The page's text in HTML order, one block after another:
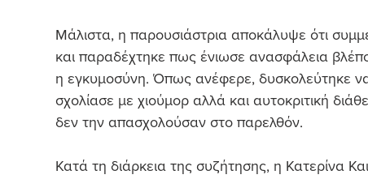
Μάλιστα, η παρουσιάστρια αποκάλυψε ότι
και παραδέχτηκε πως ένιωσε ανασφάλεια
η εγκυμοσύνη. Όπως ανέφερε, δυσκολεύτηκε
σχολίασε με χιούμορ αλλά και αυτοκριτική
δεν την απασχολούσαν στο παρελθόν.
Κατά τη διάρκεια της συζήτησης, η Κατερίνα